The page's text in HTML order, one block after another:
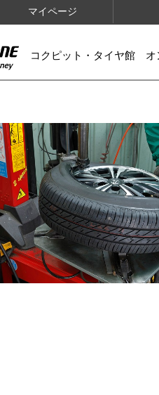
マイページ
コクピット・タイヤ館 オ